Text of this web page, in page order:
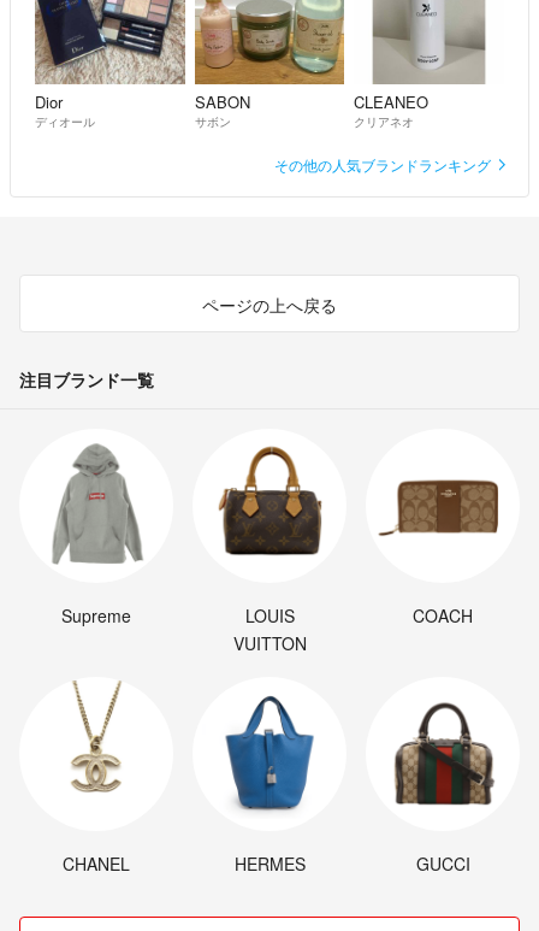
Dior
ディオール
SABON
サボン
CLEANEO
クリアネオ
その他の人気ブランドランキング
ページの上へ戻る
注目ブランド一覧
Supreme
LOUIS
VUITTON
COACH
CHANEL HERMES GUCCI